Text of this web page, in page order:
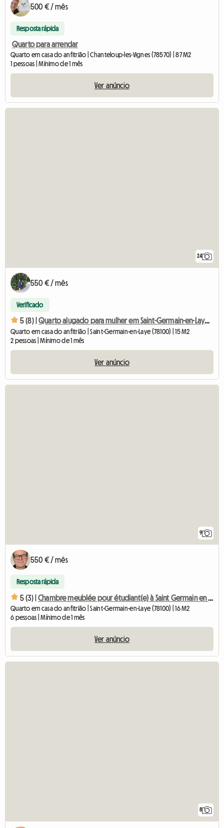
500 € / mês
Resposta rápida
Quarto para arrendar
Quarto em casa do anfitrião | Chanteloup-les-Vignes (78570) | 87 M2
1 pessoas | Mínimo de 1 mês
Ver anúncio
24
550 € / mês
Verificado
5 (8) | Quarto alugado para mulher em Saint-Germain-en-Laye, a 1 hora de Paris
Quarto em casa do anfitrião | Saint-Germain-en-Laye (78100) | 15 M2
2 pessoas | Mínimo de 1 mês
Ver anúncio
9
550 € / mês
Resposta rápida
5 (3) | Chambre meublée pour étudiant(e) à Saint Germain en Laye
Quarto em casa do anfitrião | Saint-Germain-en-Laye (78100) | 16 M2
6 pessoas | Mínimo de 1 mês
Ver anúncio
8